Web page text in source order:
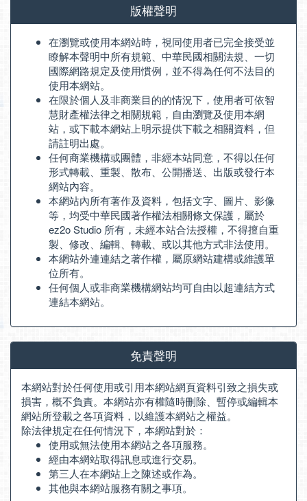
版權聲明
在瀏覽或使用本網站時，視同使用者已完全接受並
瞭解本聲明中所有規範、中華民國相關法規、一切
國際網路規定及使用慣例，並不得為任何不法目的
使用本網站。
在限於個人及非商業目的的情況下，使用者可依智
慧財產權法律之相關規範，自由瀏覽及使用本網
站，或下載本網站上明示提供下載之相關資料，但
請註明出處。
任何商業機構或團體，非經本站同意，不得以任何
形式轉載、重製、散布、公開播送、出版或發行本
網站內容。
本網站內所有著作及資料，包括文字、圖片、影像
等，均受中華民國著作權法相關條文保護，屬於
ez2o Studio 所有，未經本站合法授權，不得擅自重
製、修改、編輯、轉載、或以其他方式非法使用。
本網站外連連結之著作權，屬原網站建構或維護單
位所有。
任何個人或非商業機構網站均可自由以超連結方式
連結本網站。
免責聲明
本網站對於任何使用或引用本網站網頁資料引致之損失或
損害，概不負責。本網站亦有權隨時刪除、暫停或編輯本
網站所登載之各項資料，以維護本網站之權益。
除法律規定在任何情況下，本網站對於：
使用或無法使用本網站之各項服務。
經由本網站取得訊息或進行交易。
第三人在本網站上之陳述或作為。
其他與本網站服務有關之事項。